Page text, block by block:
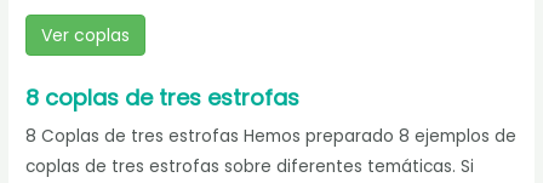
Ver coplas
8 coplas de tres estrofas
8 Coplas de tres estrofas Hemos preparado 8 ejemplos de
coplas de tres estrofas sobre diferentes temáticas. Si